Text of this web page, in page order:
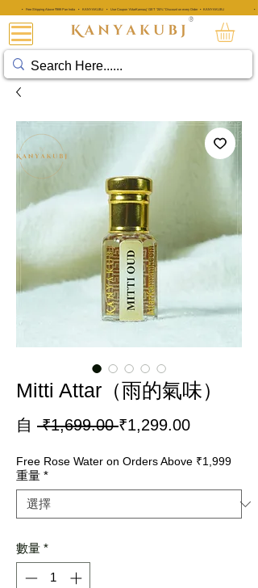
• Free Shipping Above ₹999 Pan India • KANYAKUBJ • Use Coupon 'AttarKannauj' GET "20%" Discount on every Order • KANYAKUBJ •
®
Mitti Attar（雨的氣味）
自 ₹1,699.00 一
價
₹1,299.00促
價
Free Rose Water on Orders Above ₹1,999
重量 *
數量 *